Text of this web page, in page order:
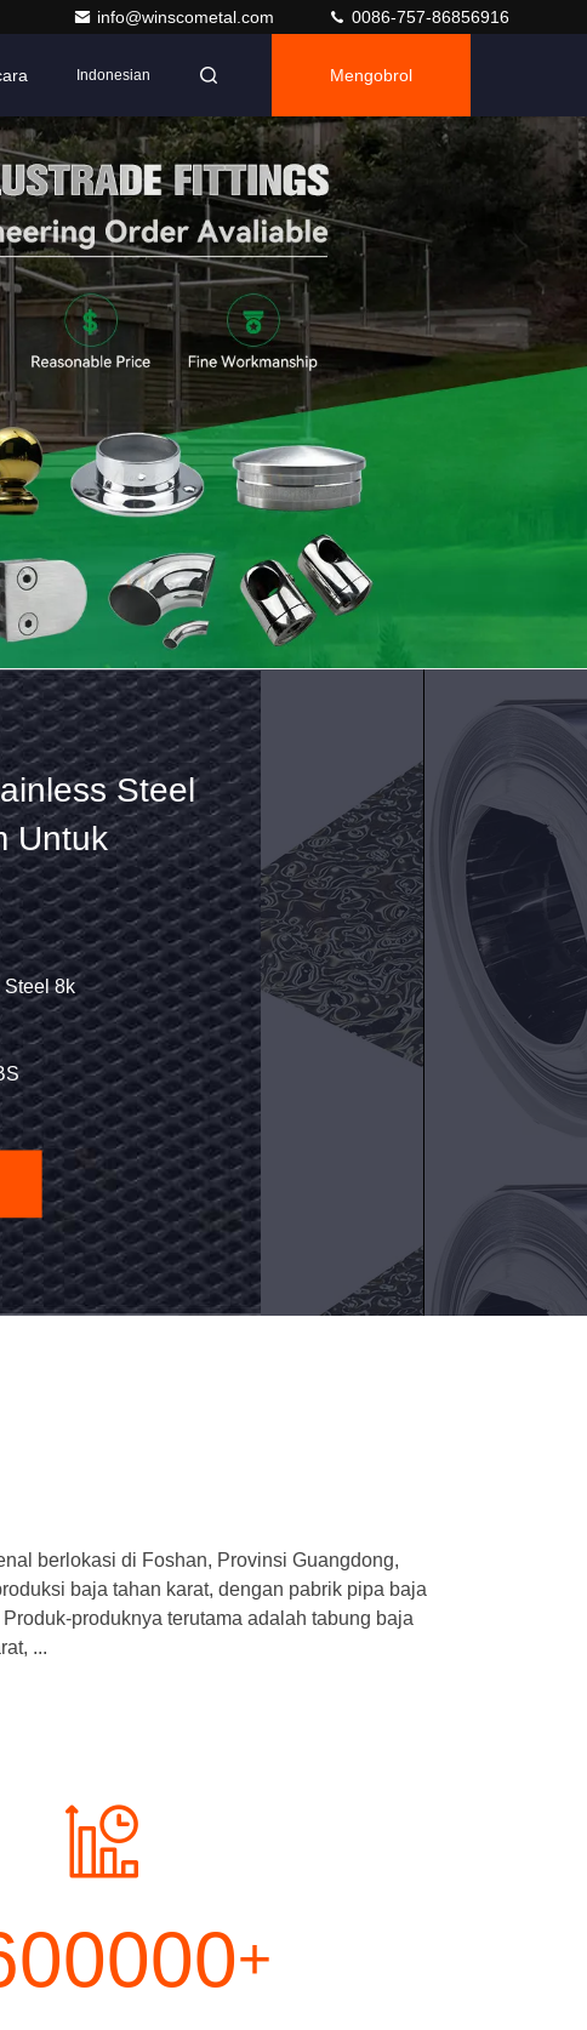
info@winscometal.com 0086-757-86856916
Indonesian Mengobrol
Steel
8K
steel timbul
304/304L/316L
berlokasi di Foshan, Provinsi Guangdong,
baja tahan karat, dengan pabrik pipa baja
produknya terutama adalah tabung baja
...
+